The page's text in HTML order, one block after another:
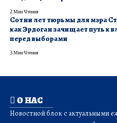
2 Мин Чтения
Сотни лет тюрьмы для мэра
как Эрдоган зачищает путь к
перед выборами
3 Мин Чтения
О НАС
Новостной блок с актуальными